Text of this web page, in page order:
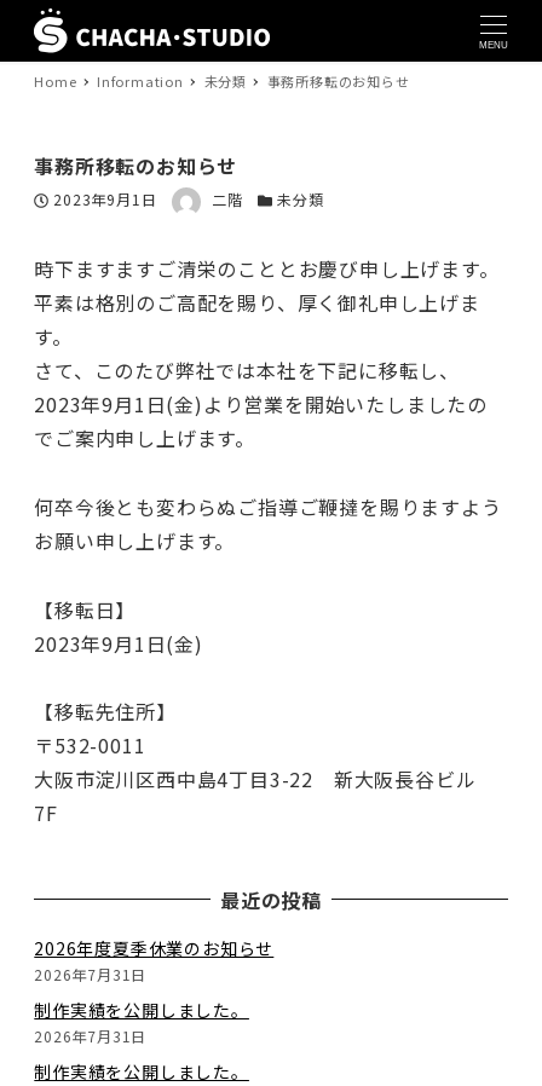
MENU
Home Information 未分類 事務所移転のお知らせ
事務所移転のお知らせ
投稿日
2023年9月1日 著者 二階 カテゴリー
未分類
時下ますますご清栄のこととお慶び申し上げます。
平素は格別のご高配を賜り、厚く御礼申し上げま
す。
さて、このたび弊社では本社を下記に移転し、
2023年9月1日(金)より営業を開始いたしましたの
でご案内申し上げます。
何卒今後とも変わらぬご指導ご鞭撻を賜りますよう
お願い申し上げます。
【移転日】
2023年9月1日(金)
【移転先住所】
〒532-0011
大阪市淀川区西中島4丁目3-22 新大阪長谷ビル
7F
最近の投稿
2026年度夏季休業のお知らせ
2026年7月31日
制作実績を公開しました。
2026年7月31日
制作実績を公開しました。